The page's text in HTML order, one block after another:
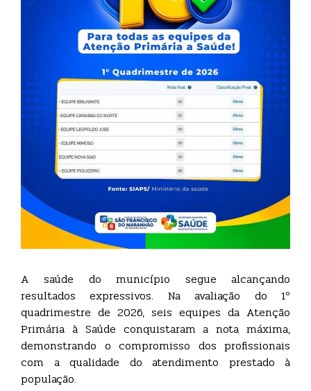
A saúde do município segue alcançando
resultados expressivos. Na avaliação do 1º
quadrimestre de 2026, seis equipes da Atenção
Primária à Saúde conquistaram a nota máxima,
demonstrando o compromisso dos profissionais
com a qualidade do atendimento prestado à
população.